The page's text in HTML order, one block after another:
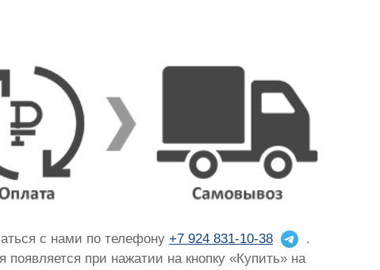
с нами по телефону+7 924 831-10-38
.
появляется при нажатии на кнопку «Купить» на